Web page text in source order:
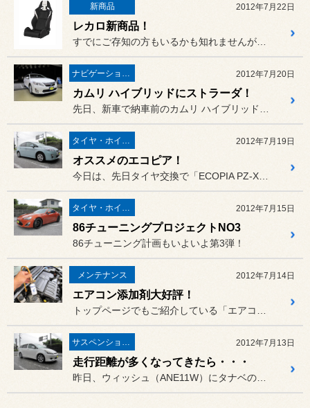
新商品 2012年7月22日
レカロ新商品！
ナビゲーション・オーディオ 2012年7月20日
カムリ ハイブリッドにストラーダ！
先日、新車で納車前のカムリ ハイブリッド（AVV50）に
タイヤ・ホイール 2012年7月19日
オススメのエコピア！
今日は、先日タイヤ交換で「ECOPIA PZ-X」を取り付けしたプ...
タイヤ・ホイール 2012年7月15日
86チューニングプロジェクトNO3
86チューニング計画もいよいよ第3弾！
メンテナンス 2012年7月14日
エアコン添加剤大好評！
トップページでもご紹介している「エアコン添加剤」
サスペンション・アライメント 2012年7月13日
走行距離が多くなってきたら・・・
昨日、ウィッシュ（ANE11W）にタナベの車高調「SUSTEC P...